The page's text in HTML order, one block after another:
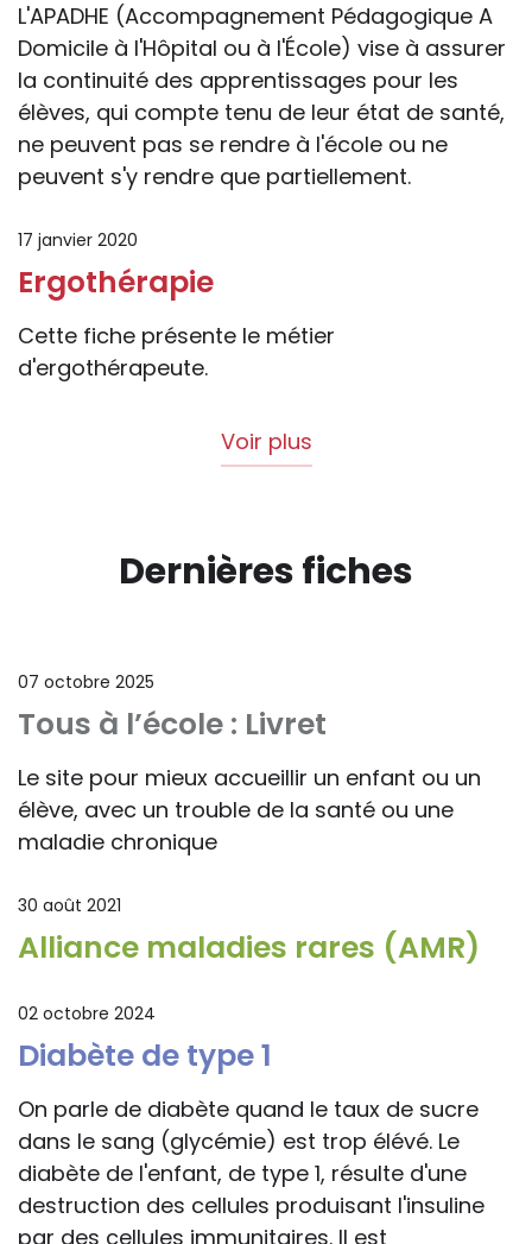
L'APADHE (Accompagnement Pédagogique A
Domicile à l'Hôpital ou à l'École) vise à assurer
la continuité des apprentissages pour les
élèves, qui compte tenu de leur état de santé,
ne peuvent pas se rendre à l'école ou ne
peuvent s'y rendre que partiellement.
17 janvier 2020
Ergothérapie
Cette fiche présente le métier
d'ergothérapeute.
Voir plus
Dernières fiches
07 octobre 2025
Tous à l’école : Livret
Le site pour mieux accueillir un enfant ou un
élève, avec un trouble de la santé ou une
maladie chronique
30 août 2021
Alliance maladies rares (AMR)
02 octobre 2024
Diabète de type 1
On parle de diabète quand le taux de sucre
dans le sang (glycémie) est trop élévé. Le
diabète de l'enfant, de type 1, résulte d'une
destruction des cellules produisant l'insuline
par des cellules immunitaires. Il est